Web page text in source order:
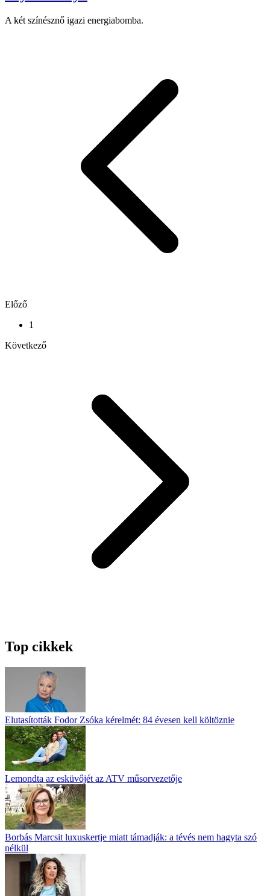
A két színésznő igazi energiabomba.
Előző
1
Következő
Top cikkek
Elutasították Fodor Zsóka kérelmét: 84 évesen kell költöznie
Lemondta az esküvőjét az ATV műsorvezetője
Borbás Marcsit luxuskertje miatt támadják: a tévés nem hagyta szó
nélkül